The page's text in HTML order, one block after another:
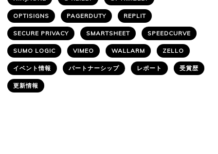
OPTISIGNS PAGERDUTY REPLIT
SECURE PRIVACY SMARTSHEET SPEEDCURVE
SUMO LOGIC VIMEO WALLARM ZELLO
イベント情報 パートナーシップ レポート 受賞歴
更新情報